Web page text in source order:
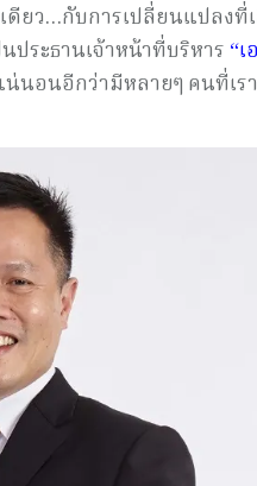
เดียว…กับการเปลี่ยนแปลง
ประธานเจ้าหน้าที่บริหาร “
อนอีกว่ามีหลายๆ คนที่เร